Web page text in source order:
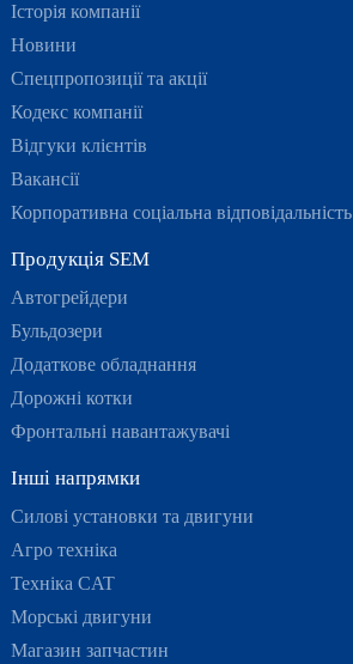
Історія компанії
Новини
Спецпропозиції та акції
Кодекс компанії
Відгуки клієнтів
Вакансії
Корпоративна соціальна відповідальність
Продукція SEM
Автогрейдери
Бульдозери
Додаткове обладнання
Дорожні котки
Фронтальні навантажувачі
Інші напрямки
Силові установки та двигуни
Агро техніка
Техніка CAT
Морські двигуни
Магазин запчастин